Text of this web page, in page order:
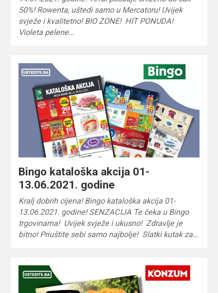
50%! Rowenta, uštedi samo u Mercatoru! Uvijek
svježe i kvalitetno! BIO ZONE! HIT PONUDA!
Violeta pelene…
Bingo kataloška akcija 01-
13.06.2021. godine
Kralj dobrih cijena! Bingo kataloška akcija 01-
13.06.2021. godine! SENZACIJA Te čeka u Bingo
trgovinama! Uvijek svježe i ukusno! Zdravlje je
bitno! Priuštite sebi samo najbolje! Slatki kutak za…